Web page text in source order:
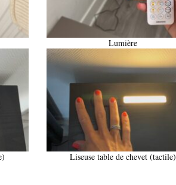
Lumière
Liseuse table de chevet (tactile)